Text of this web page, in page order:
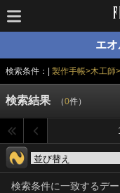
エ
検索条件：| 製作手帳>木工師
検索結果 （0件）
検索条件に一致するデ